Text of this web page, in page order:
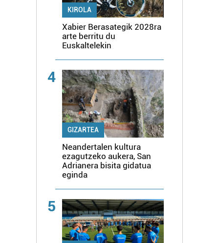
KIROLA
Xabier Berasategik 2028ra
arte berritu du
Euskaltelekin
4
GIZARTEA
Neandertalen kultura
ezagutzeko aukera, San
Adrianera bisita gidatua
eginda
5